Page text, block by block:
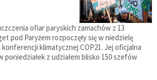
ofiar paryskich zamachów z 13
pod Paryżem rozpoczęły się w niedzielę
klimatycznej COP21. Jej oficjalna
poniedziałek z udziałem blisko 150 szefów